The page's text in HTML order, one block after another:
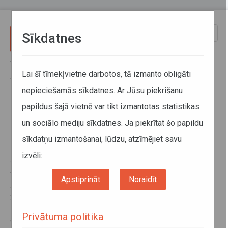
Sākums
Slovēnijā
Par ziemas riepām un to
aprīkošanu ar ķēdēm ziemas
sezonā Slovēnijā
09. decembris 2016
Valsts SIA Autotransporta direkcija informē, ka Slovēnijā
šajā ziemas sezonā, no 2016. gada 15. novembra līdz
2017. gada 15. martam, transportlīdzekļu, kuru pilna masa
ir lielāka par 3500 kilogramiem, velkošās asis ir jāaprīko
ar ziemas riepām, vai līdzvērtīgu aprīkojumu. Ir atļauts
Sīkdatnes
Lai šī tīmekļvietne darbotos, tā izmanto obligāti
nepieciešamās sīkdatnes. Ar Jūsu piekrišanu
papildus šajā vietnē var tikt izmantotas statistikas
un sociālo mediju sīkdatnes. Ja piekrītat šo papildu
sīkdatņu izmantošanai, lūdzu, atzīmējiet savu
izvēli:
Apstiprināt Noraidīt
Privātuma politika